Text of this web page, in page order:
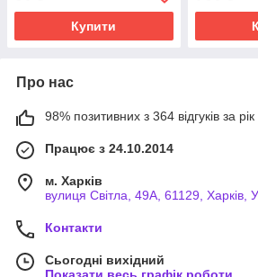
Купити
Про нас
98% позитивних з 364 відгуків за рік
Працює з 24.10.2014
м. Харків
вулиця Світла, 49А, 61129, Харків,
Контакти
Сьогодні вихідний